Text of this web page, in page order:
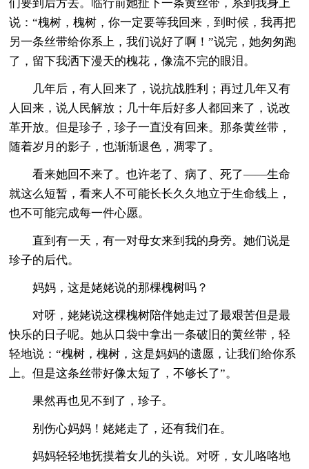
们要到后方去。临行前她扯下一条黄丝带，系到我身上
说：“槐树，槐树，你一定要等我回来，到时候，我再把
另一条丝带给你系上，我们说好了啊！”说完，她匆匆跑
了，留下我洒下漫天的槐花，像流不完的眼泪。
几年后，有人回来了，说抗战胜利；再过几年又有
人回来，说人民解放；几十年后好多人都回来了，说改
革开放。但是珍子，珍子一直没有回来。那条黄丝带，
随着岁月的影子，也渐渐退色，凋零了。
看来她回不来了。也许老了、病了、死了——生命
就这么短暂，看来人不可能长长久久地立于生命线上，
也不可能完成每一件心愿。
直到有一天，有一对母女来到我的身旁。她们说是
珍子的后代。
妈妈，这是姥姥说的那棵槐树吗？
对呀，姥姥说这棵槐树陪伴她走过了最艰苦但是最
快乐的日子呢。她从口袋中拿出一条破旧的黄丝带，轻
轻地说：“槐树，槐树，这是妈妈的遗愿，让我们给你系
上。但是这条丝带好像太短了，不够长了”。
果然再也见不到了，珍子。
别伤心妈妈！姥姥走了，还有我们在。
妈妈轻轻地抚摸着女儿的头说。对呀，女儿咯咯地